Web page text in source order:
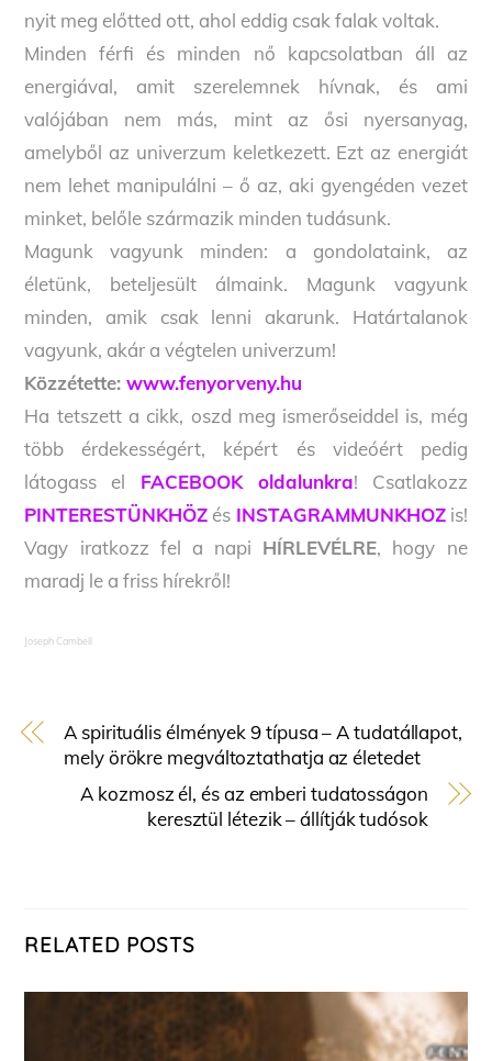
nyit meg előtted ott, ahol eddig csak falak voltak.
Minden férfi és minden nő kapcsolatban áll az
energiával, amit szerelemnek hívnak, és ami
valójában nem más, mint az ősi nyersanyag,
amelyből az univerzum keletkezett. Ezt az energiát
nem lehet manipulálni – ő az, aki gyengéden vezet
minket, belőle származik minden tudásunk.
Magunk vagyunk minden: a gondolataink, az
életünk, beteljesült álmaink. Magunk vagyunk
minden, amik csak lenni akarunk. Határtalanok
vagyunk, akár a végtelen univerzum!
Közzétette:www.fenyorveny.hu
Ha tetszett a cikk, oszd meg ismerőseiddel is, még
több érdekességért, képért és videóért pedig
látogass el FACEBOOK oldalunkra! Csatlakozz
PINTERESTÜNKHÖZ és INSTAGRAMMUNKHOZis!
Vagy iratkozz fel a napi HÍRLEVÉLRE, hogy ne
maradj le a friss hírekről!
Joseph Cambell
A spirituális élmények 9 típusa – A tudatállapot,
mely örökre megváltoztathatja az életedet
A kozmosz él, és az emberi tudatosságon
keresztül létezik – állítják tudósok
RELATED POSTS